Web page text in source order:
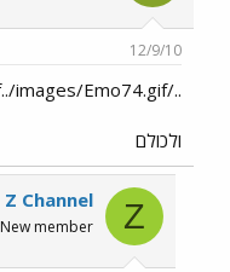
12/9/10
../images/Emo75.gif../images/Emo74.gifשנה טובה לך
ולכולם
Z
Z Channel
New member